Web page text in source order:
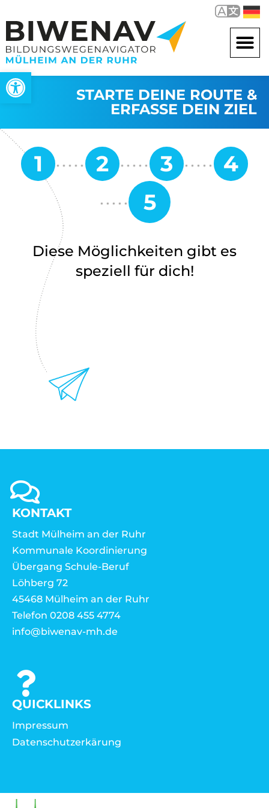
Open toolbar
STARTE DEINE ROUTE &
ERFASSE DEIN ZIEL
Diese Möglichkeiten gibt es
speziell für dich!
KONTAKT
Stadt Mülheim an der Ruhr
Kommunale Koordinierung
Übergang Schule-Beruf
Löhberg 72
45468 Mülheim an der Ruhr
Telefon 0208 455 4774
info@biwenav-mh.de
QUICKLINKS
Impressum
Datenschutzerkärung